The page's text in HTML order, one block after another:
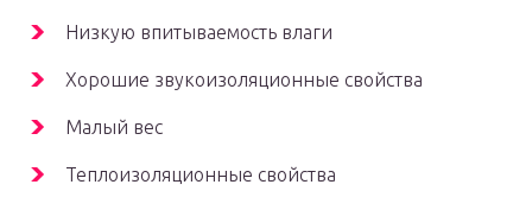
Низкую впитываемость влаги
Хорошие звукоизоляционные свойства
Малый вес
Теплоизоляционные свойства